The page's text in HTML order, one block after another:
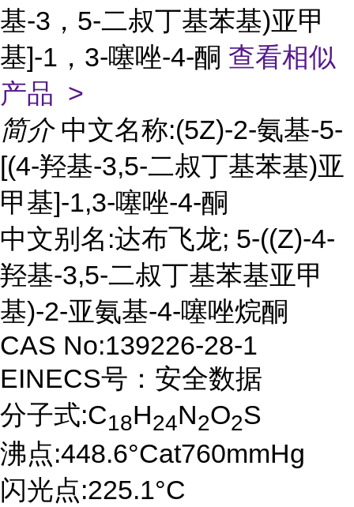
基-3，5-二叔丁基苯基)亚甲
基]-1，3-噻唑-4-酮 查看相似
产品 >
简介 中文名称:(5Z)-2-氨基-5-
[(4-羟基-3,5-二叔丁基苯基)亚
甲基]-1,3-噻唑-4-酮
中文别名:达布飞龙; 5-((Z)-4-
羟基-3,5-二叔丁基苯基亚甲
基)-2-亚氨基-4-噻唑烷酮
CAS No:139226-28-1
EINECS号：安全数据
分子式:C18H24N2O2S
沸点:448.6°Cat760mmHg
闪光点:225.1°C